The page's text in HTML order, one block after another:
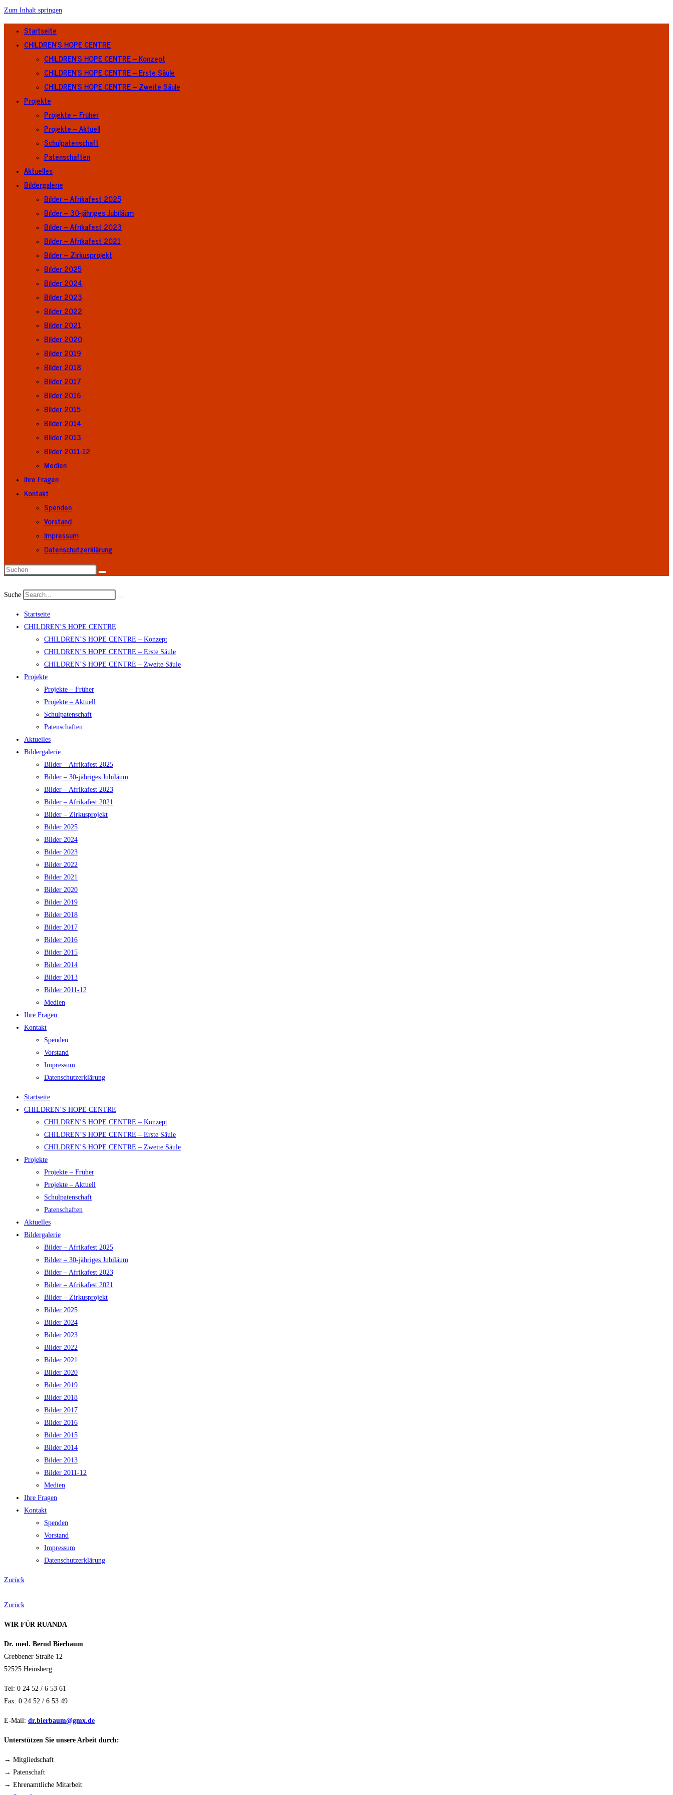
Zum Inhalt springen
Startseite
CHILDREN’S HOPE CENTRE
CHILDREN’S HOPE CENTRE – Konzept
CHILDREN’S HOPE CENTRE – Erste Säule
CHILDREN’S HOPE CENTRE – Zweite Säule
Projekte
Projekte – Früher
Projekte – Aktuell
Schulpatenschaft
Patenschaften
Aktuelles
Bildergalerie
Bilder – Afrikafest 2025
Bilder – 30-jähriges Jubiläum
Bilder – Afrikafest 2023
Bilder – Afrikafest 2021
Bilder – Zirkusprojekt
Bilder 2025
Bilder 2024
Bilder 2023
Bilder 2022
Bilder 2021
Bilder 2020
Bilder 2019
Bilder 2018
Bilder 2017
Bilder 2016
Bilder 2015
Bilder 2014
Bilder 2013
Bilder 2011-12
Medien
Ihre Fragen
Kontakt
Spenden
Vorstand
Impressum
Datenschutzerklärung
Suche
Startseite
CHILDREN’S HOPE CENTRE
CHILDREN’S HOPE CENTRE – Konzept
CHILDREN’S HOPE CENTRE – Erste Säule
CHILDREN’S HOPE CENTRE – Zweite Säule
Projekte
Projekte – Früher
Projekte – Aktuell
Schulpatenschaft
Patenschaften
Aktuelles
Bildergalerie
Bilder – Afrikafest 2025
Bilder – 30-jähriges Jubiläum
Bilder – Afrikafest 2023
Bilder – Afrikafest 2021
Bilder – Zirkusprojekt
Bilder 2025
Bilder 2024
Bilder 2023
Bilder 2022
Bilder 2021
Bilder 2020
Bilder 2019
Bilder 2018
Bilder 2017
Bilder 2016
Bilder 2015
Bilder 2014
Bilder 2013
Bilder 2011-12
Medien
Ihre Fragen
Kontakt
Spenden
Vorstand
Impressum
Datenschutzerklärung
Startseite
CHILDREN’S HOPE CENTRE
CHILDREN’S HOPE CENTRE – Konzept
CHILDREN’S HOPE CENTRE – Erste Säule
CHILDREN’S HOPE CENTRE – Zweite Säule
Projekte
Projekte – Früher
Projekte – Aktuell
Schulpatenschaft
Patenschaften
Aktuelles
Bildergalerie
Bilder – Afrikafest 2025
Bilder – 30-jähriges Jubiläum
Bilder – Afrikafest 2023
Bilder – Afrikafest 2021
Bilder – Zirkusprojekt
Bilder 2025
Bilder 2024
Bilder 2023
Bilder 2022
Bilder 2021
Bilder 2020
Bilder 2019
Bilder 2018
Bilder 2017
Bilder 2016
Bilder 2015
Bilder 2014
Bilder 2013
Bilder 2011-12
Medien
Ihre Fragen
Kontakt
Spenden
Vorstand
Impressum
Datenschutzerklärung
Zurück
Zurück
WIR FÜR RUANDA
Dr. med. Bernd Bierbaum
Grebbener Straße 12
52525 Heinsberg
Tel: 0 24 52 / 6 53 61
Fax: 0 24 52 / 6 53 49
E-Mail: dr.bierbaum@gmx.de
Unterstützen Sie unsere Arbeit durch:
→ Mitgliedschaft
→ Patenschaft
→ Ehrenamtliche Mitarbeit